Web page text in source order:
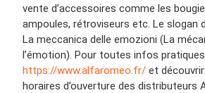
vente d’accessoires comme les
ampoules, rétroviseurs etc. Le slogan
La meccanica delle emozioni (La
l’émotion). Pour toutes infos
https://www.alfaromeo.fr/ et
horaires d’ouverture des distributeurs